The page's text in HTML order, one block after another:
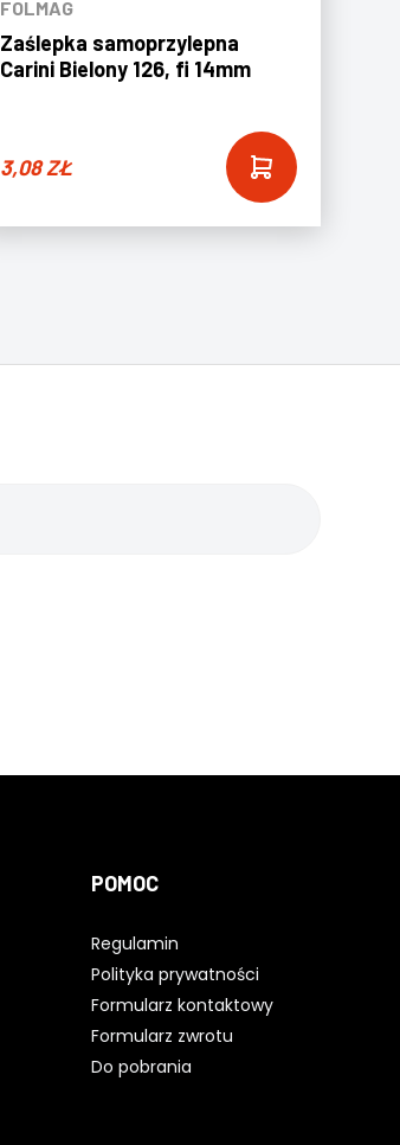
FOLMAG
Zaślepka samoprzylepna
Carini Bielony 126, fi 14mm
3,08ZŁ
POMOC
Regulamin
Polityka prywatności
Formularz kontaktowy
Formularz zwrotu
Do pobrania